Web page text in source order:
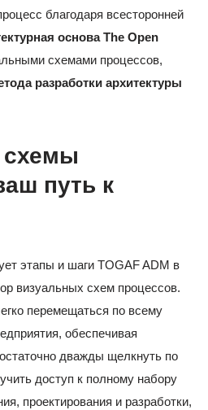
благодаря всесторонней
основа The Open
схемами процессов,
разработки архитектуры
схемы
путь к
этапы и шаги TOGAF ADM в
визуальных схем процессов.
перемещаться по всему
обеспечивая
дважды щелкнуть по
доступ к полному набору
проектирования и разработки,